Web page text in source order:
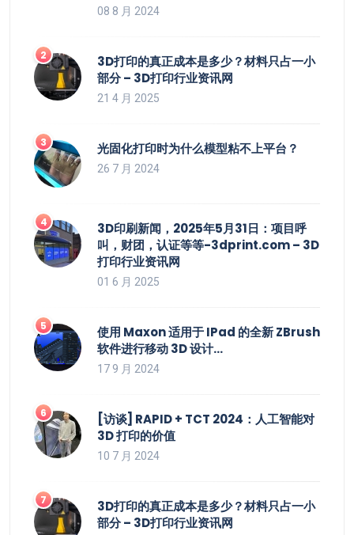
08 8 月 2024
3D打印的真正成本是多少？材料只占一小
部分 – 3D打印行业资讯网
21 4 月 2025
光固化打印时为什么模型粘不上平台？
26 7 月 2024
3D印刷新闻，2025年5月31日：项目呼
叫，财团，认证等等-3dprint.com – 3D
打印行业资讯网
01 6 月 2025
使用 Maxon 适用于 IPad 的全新 ZBrush
软件进行移动 3D 设计…
17 9 月 2024
[访谈] RAPID + TCT 2024：人工智能对
3D 打印的价值
10 7 月 2024
3D打印的真正成本是多少？材料只占一小
部分 – 3D打印行业资讯网